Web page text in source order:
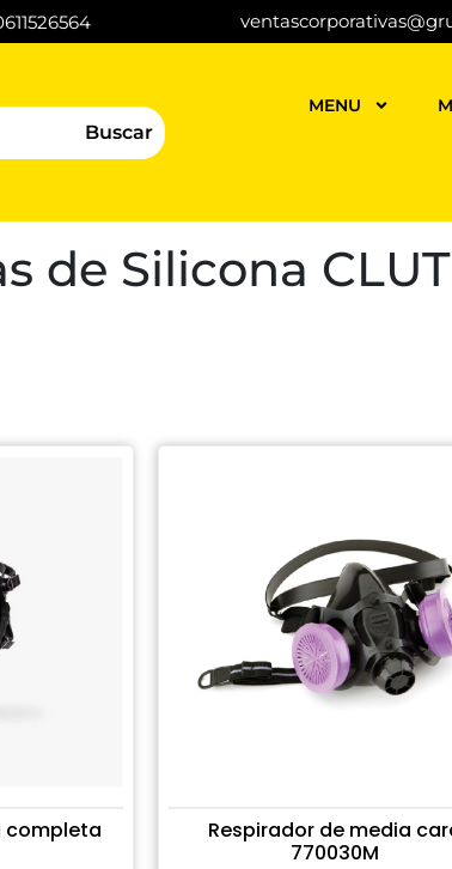
Buscar
MENU
de Silicona
completa
Respirador de media
770030M